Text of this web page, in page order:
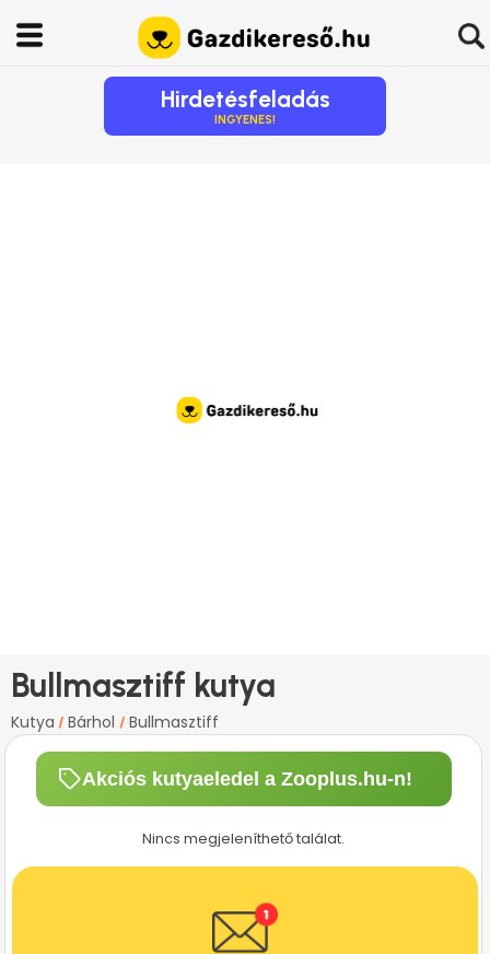
Hirdetésfeladás
INGYENES!
Bullmasztiff kutya
Kutya / Bárhol / Bullmasztiff
Akciós kutyaeledel a Zooplus.hu-n!
Nincs megjeleníthető találat.